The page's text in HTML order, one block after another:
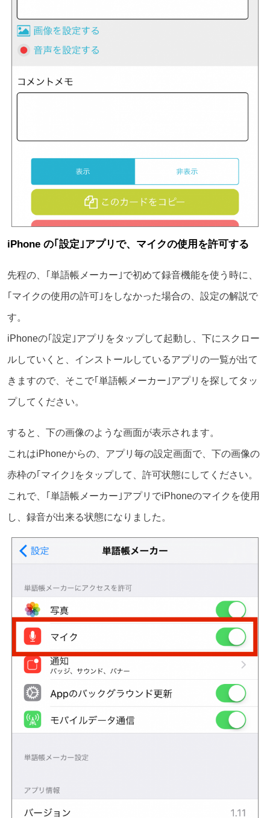
iPhone の｢設定｣アプリで、マイクの使用を許可する
先程の、｢単語帳メーカー｣で初めて録音機能を使う時に、
｢マイクの使用の許可｣をしなかった場合の、設定の解説で
す。
iPhoneの｢設定｣アプリをタップして起動し、下にスクロー
ルしていくと、インストールしているアプリの一覧が出て
きますので、そこで｢単語帳メーカー｣アプリを探してタッ
プしてください。
すると、下の画像のような画面が表示されます。
これはiPhoneからの、アプリ毎の設定画面で、下の画像の
赤枠の｢マイク｣をタップして、許可状態にしてください。
これで、｢単語帳メーカー｣アプリでiPhoneのマイクを使用
し、録音が出来る状態になりました。